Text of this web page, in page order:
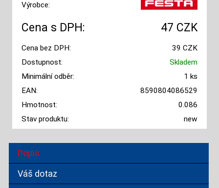
Výrobce:
Cena s DPH: 47 CZK
Cena bez DPH:
39 CZK
Dostupnost:
Skladem
Minimální odběr:
1 ks
EAN:
8590804086529
Hmotnost:
0.086
Stav produktu:
new
Popis
Váš dotaz